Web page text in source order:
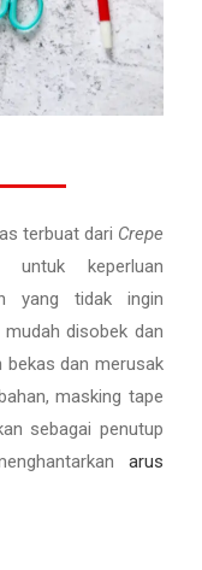
terbuat dari Crepe
keperluan
yang tidak ingin
disobek dan
bekas dan merusak
masking tape
sebagai penutup
arus